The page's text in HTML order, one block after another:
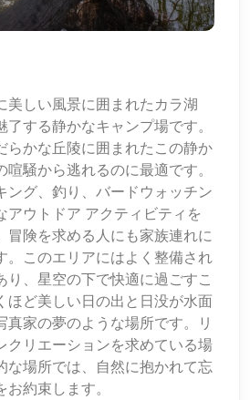
美しい風景に囲まれたカラ湖
する静かなキャンプ場です。
らかな丘陵に囲まれたこの静か
騒から逃れるのに最適です。
ング、釣り、バードウォッチン
アウトドア アクティビティを
冒険を求める人にも家族連れに
。このエリアにはよく整備され
り、星空の下で快適に過ごすこ
ほど美しい日の出と日没が水面
真家の夢のような場所です。リ
クリエーションを求めている場
な場所では、自然に抱かれて忘
約束します。